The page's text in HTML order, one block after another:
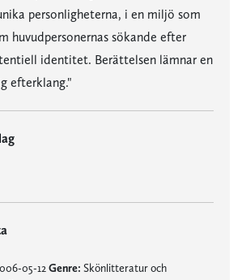
personligheterna, i en miljö som
huvudpersonernas sökande efter
identitet. Berättelsen lämnar en
efterklang."
05-12 Genre: Skönlitteratur och